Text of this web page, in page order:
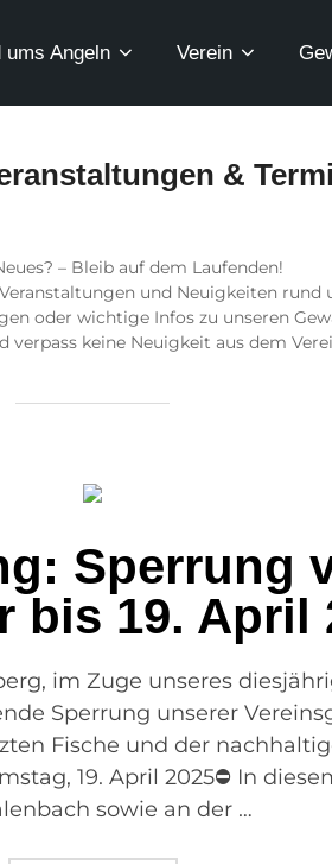
ums Angeln Verein
&
– Bleib auf dem Laufenden!
und Neuigkeiten rund
oder wichtige Infos zu unseren
keine Neuigkeit aus dem
Sperrung
bis 19. April
im Zuge unseres
Sperrung unserer
Fische und der
19. April 2025⛔ In
sowie an der …